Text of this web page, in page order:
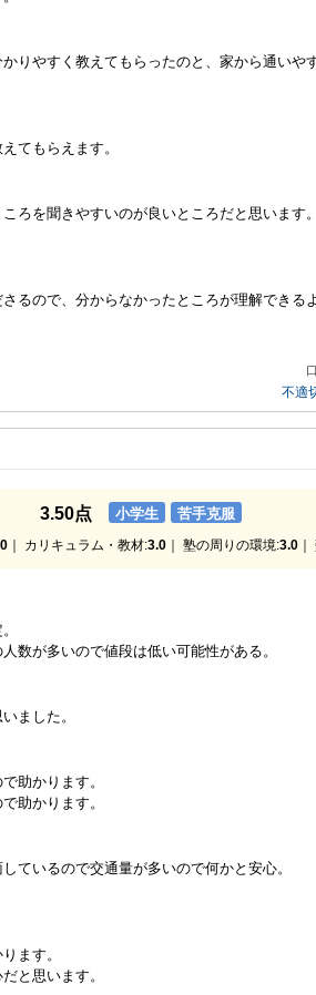
りやすく教えてもらったのと、家から通いや
てもらえます。
ろを聞きやすいのが良いところだと思います
るので、分からなかったところが理解できる
不適
3.50点 小学生 苦手克服
｜ カリキュラム・教材:3.0 ｜ 塾の周りの環境:3.0
数が多いので値段は低い可能性がある。
ました。
助かります。
助かります。
ているので交通量が多いので何かと安心。
ます。
と思います。